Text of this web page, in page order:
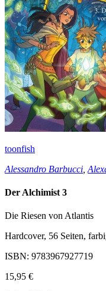
toonfish
Alessandro Barbucci
Der Alchimist 3
Die Riesen von Atlantis
Hardcover, 56 Seiten,
ISBN: 9783967927719
15,95 €